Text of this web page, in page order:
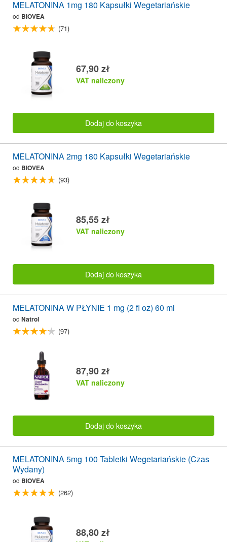
MELATONINA 1mg 180 Kapsułki Wegetariańskie
od BIOVEA
(71)
67,90 zł
VAT naliczony
Dodaj do koszyka
MELATONINA 2mg 180 Kapsułki Wegetariańskie
od BIOVEA
(93)
85,55 zł
VAT naliczony
Dodaj do koszyka
MELATONINA W PŁYNIE 1 mg (2 fl oz) 60 ml
od Natrol
(97)
87,90 zł
VAT naliczony
Dodaj do koszyka
MELATONINA 5mg 100 Tabletki Wegetariańskie (Czas
Wydany)
od BIOVEA
(262)
88,80 zł